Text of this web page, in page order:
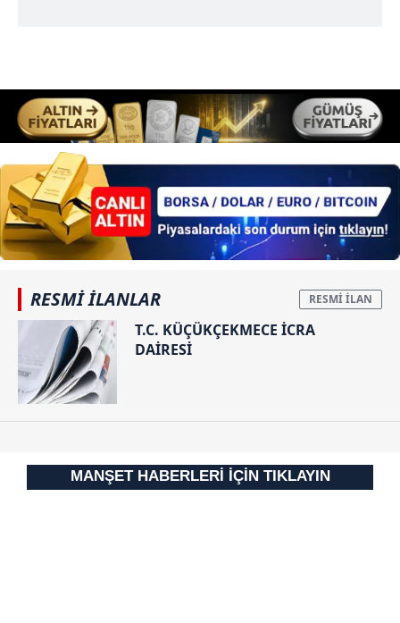
RESMİ İLANLAR
T.C. KÜÇÜKÇEKMECE İCRA
DAİRESİ
MANŞET HABERLERİ İÇİN TIKLAYIN